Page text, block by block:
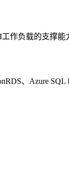
作负载的支撑
、Azure SQL